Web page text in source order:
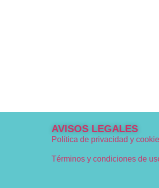
AVISOS LEGALES
Política de privacidad y
Términos y condiciones de